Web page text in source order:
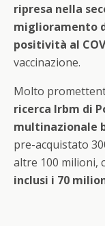
ripresa nella
miglioramento
positività al
vaccinazione.
Molto
ricerca Irbm di
multinazionale
pre-acquistato
altre 100 milioni,
inclusi i 70